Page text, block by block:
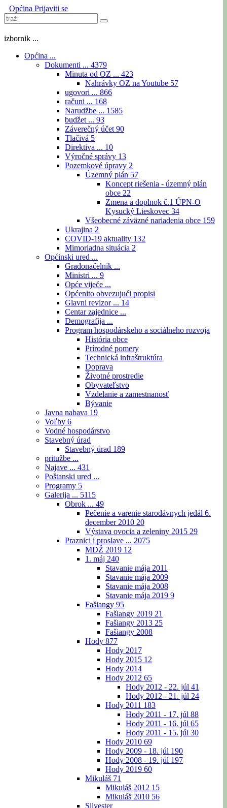
Općina Prijaviti se
izbornik ...
Općina ...
Dokumenti ... 4379
Minuta od OZ ... 423
Nahrávky OZ na Youtube 57
ugovori ... 866
računi ... 168
Narudžbe ... 1585
budžet ... 93
Záverečný účet 90
Tlačivá 5
Direktiva ... 10
Výročné správy 13
Pozemkové úpravy 2
Územný plán 57
Koncept riešenia - územný plán
obce 22
Zmena a doplnok č.1 ÚPN-O
Kysucký Lieskovec 34
Všeobecné záväzné nariadenia obce 159
Ukrajina 2
COVID-19 aktuality 132
Mimoriadna situácia 2
Općinski ured ...
Gradonačelnik ...
Ministri ... 9
Opće vijeće ...
Općenito obvezujući propisi
Glavni revizor ... 14
Centar zajednice ...
Demografija ...
Program hospodárskeho a sociálneho rozvoja
História obce
Prírodné pomery
Technická infraštruktúra
Doprava
Životné prostredie
Obyvateľstvo
Vzdelanie a zamestnanosť
Bývanie
Javna nabava 19
Voľby 6
Vodné hospodárstvo
Stavebný úrad
Stavebný úrad 189
pritužbe ...
Najave ... 431
Poštanski ured ...
Programy 5
Galerija ... 5115
Obrok ... 49
Pečenie a varenie starodávnych jedál 6.
december 2010 20
Výstava ovocia a zeleniny 2015 29
Praznici i proslave ... 2075
MDŽ 2019 12
1. máj 240
Stavanie mája 2011
Stavanie mája 2009
Stavanie mája 2008
Stavanie mája 2019 9
Fašiangy 95
Fašiangy 2019 21
Fašiangy 2013 25
Fašiangy 2008
Hody 877
Hody 2017
Hody 2015 12
Hody 2014
Hody 2012 65
Hody 2012 - 22. júl 41
Hody 2012 - 21. júl 24
Hody 2011 183
Hody 2011 - 17. júl 88
Hody 2011 - 16. júl 65
Hody 2011 - 15. júl 30
Hody 2010 69
Hody 2009 - 18. júl 190
Hody 2008 - 19. júl 197
Hody 2019 60
Mikuláš 71
Mikuláš 2012 15
Mikuláš 2010 56
Silvester